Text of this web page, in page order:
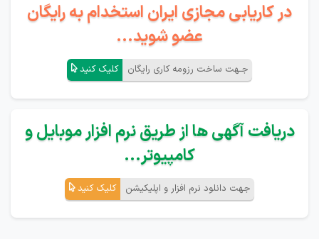
در کاریابی مجازی ایران استخدام به رایگان
عضو شوید...
جـهت ساخت رزومه کاری رایگان کلیک کنید
دریافت آگهی ها از طریق نرم افزار موبایل و
کامپیوتر...
جهت دانلود نرم افزار و اپلیکیشن کلیک کنید